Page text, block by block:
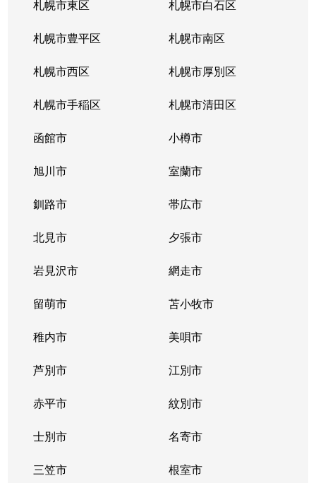
札幌市東区 札幌市白石区
札幌市豊平区 札幌市南区
札幌市西区 札幌市厚別区
札幌市手稲区 札幌市清田区
函館市 小樽市
旭川市 室蘭市
釧路市 帯広市
北見市 夕張市
岩見沢市 網走市
留萌市 苫小牧市
稚内市 美唄市
芦別市 江別市
赤平市 紋別市
士別市 名寄市
三笠市 根室市